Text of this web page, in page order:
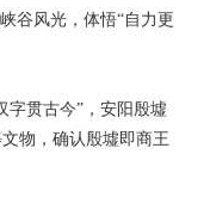
谷风光，体悟“自力更
贯古今”，安阳殷墟
物，确认殷墟即商王